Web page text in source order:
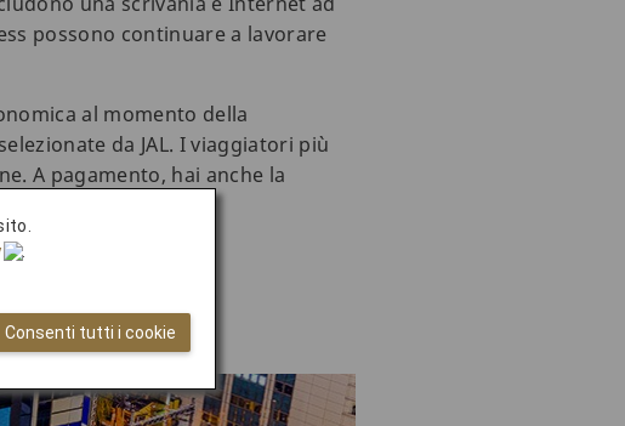
possono continuare a lavorare
al momento della
da JAL. I viaggiatori più
A pagamento, hai anche la
a Tokyo
.
Consenti tutti i cookie